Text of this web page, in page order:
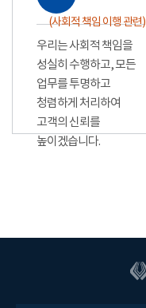
(사회적 책임 이행 관련)
우리는 사회적 책임을
성실히 수행하고, 모든
업무를 투명하고
청렴하게 처리하여
고객의 신뢰를
높이겠습니다.